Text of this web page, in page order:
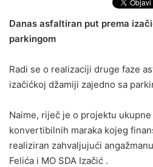
Danas asfaltiran put prema
parkingom
Radi se o realizaciji druge faze
izačićkoj džamiji zajedno sa
Naime, riječ je o projektu
konvertibilnih maraka kojeg
realiziran zahvaljujući
Felića i MO SDA Izačić .